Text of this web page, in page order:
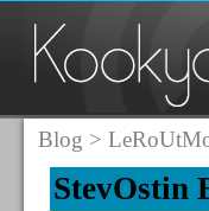
Blog >
StevOstin